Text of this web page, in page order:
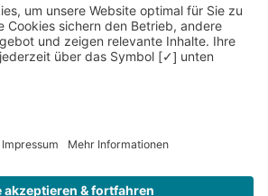
Kontakt
Datenschutz
Newsletter